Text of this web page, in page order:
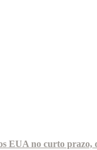
EUA no curto prazo,